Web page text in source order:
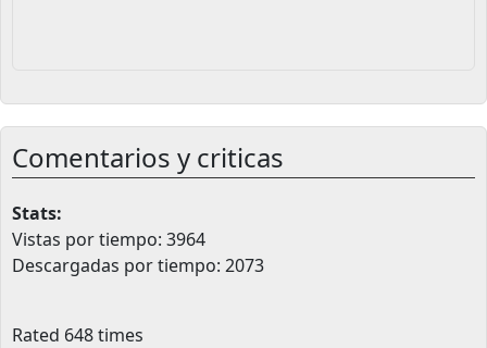
Comentarios y criticas
Stats:
Vistas por tiempo: 3964
Descargadas por tiempo: 2073
Rated 648 times